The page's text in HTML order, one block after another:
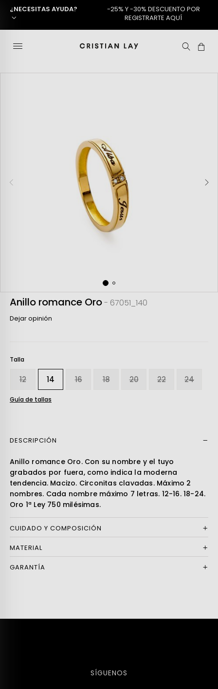
¿NECESITAS AYUDA?
-25% Y -30% DESCUENTO POR
REGISTRARTE AQUÍ
Anillo romance Oro- 67051_140
Dejar opinión
Talla
12 14 16 18 20 22 24
Guía de tallas
DESCRIPCIÓN
Anillo romance Oro. Con su nombre y el tuyo
grabados por fuera, como indica la moderna
tendencia. Macizo. Circonitas clavadas. Máximo 2
nombres. Cada nombre máximo 7 letras. 12-16. 18-24.
Oro 1ª Ley 750 milésimas.
CUIDADO Y COMPOSICIÓN
MATERIAL
GARANTÍA
SÍGUENOS